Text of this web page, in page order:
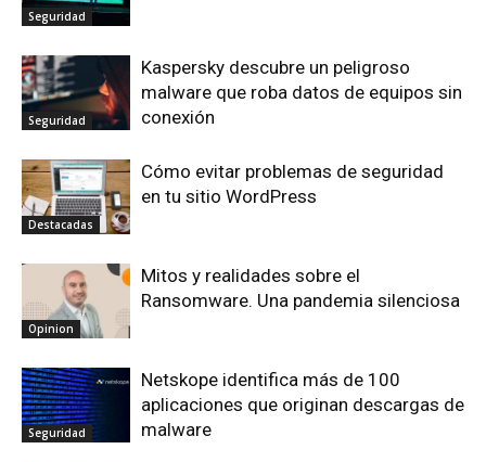
Seguridad
Seguridad
Kaspersky descubre un peligroso
malware que roba datos de equipos sin
conexión
Destacadas
Cómo evitar problemas de seguridad
en tu sitio WordPress
Opinion
Mitos y realidades sobre el
Ransomware. Una pandemia silenciosa
Seguridad
Netskope identifica más de 100
aplicaciones que originan descargas de
malware